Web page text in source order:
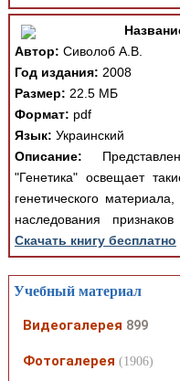
Автор: Сиволоб А.В.
Год издания: 2008
Размер: 22.5 МБ
Формат: pdf
Язык: Украинский
Описание:
"Генетика" освещает
генетического
наследования
Скачать книгу бесплатно
Учебный материал
Видеогалерея 899
Фотогалерея (1906)